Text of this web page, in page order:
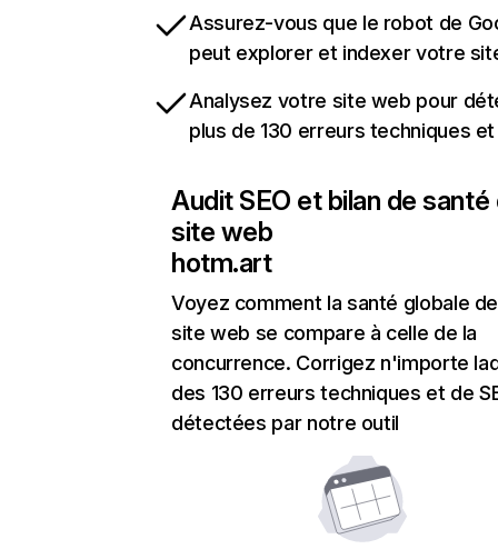
Assurez-vous que le robot de
peut explorer et indexer votre
Analysez votre site web pour
plus de 130 erreurs techniques et
Audit SEO et bilan de santé
site web
hotm.art
Voyez comment la santé globale
site web se compare à celle de la
concurrence. Corrigez n'importe
des 130 erreurs techniques et de
détectées par notre outil